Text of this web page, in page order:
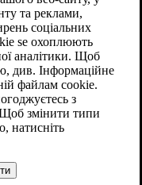
авто, що створено на
Він матиме більший
автомобіль Volvo, а
SUV преміумкласу,
каменем нашої
Volvo в